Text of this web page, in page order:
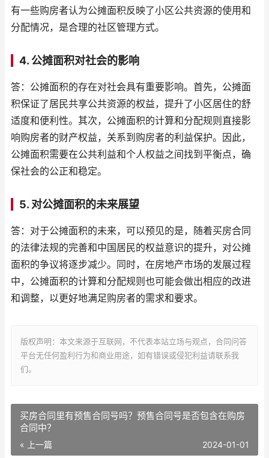
有一些购房者认为公摊面积反映了小区公共资源的使用和
分配情况，是合理的社区管理方式。
4. 公摊面积对社会的影响
答：公摊面积的存在对社会具有重要影响。首先，公摊面
积保证了居民共享公共资源的权益，提升了小区居住的舒
适度和便利性。其次，公摊面积的计算和分配规则直接影
响购房者的财产权益，关系到购房者的利益保护。因此，
公摊面积需要在公共利益和个人权益之间找到平衡点，确
保社会的公正和稳定。
5. 对公摊面积的未来展望
答：对于公摊面积的未来，可以预见的是，随着买房合同
的法律法规的完善和中国居民的权益意识的提升，对公摊
面积的争议将逐步减少。同时，在房地产市场的发展过程
中，公摊面积的计算和分配规则也可能会做出相应的改进
和调整，以更好地满足购房者的需求和要求。
版权声明：本文来源于互联网，不代表本站立场与观点，合同问答
平台无任何盈利行为和商业用途，如有错误或侵犯利益请联系我
们。
买房合同里有预售合同号吗？预售合同号是否包含在购房
合同中？
« 上一篇 2024-01-01